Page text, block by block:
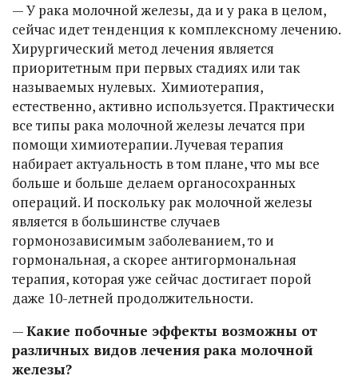
— У рака молочной железы, да и у рака в целом,
сейчас идет тенденция к комплексному лечению.
Хирургический метод лечения является
приоритетным при первых стадиях или так
называемых нулевых. Химиотерапия,
естественно, активно используется. Практически
все типы рака молочной железы лечатся при
помощи химиотерапии. Лучевая терапия
набирает актуальность в том плане, что мы все
больше и больше делаем органосохранных
операций. И поскольку рак молочной железы
является в большинстве случаев
гормонозависимым заболеванием, то и
гормональная, а скорее антигормональная
терапия, которая уже сейчас достигает порой
даже 10-летней продолжительности.
—Какие побочные эффекты возможны от
различных видов лечения рака молочной
железы?